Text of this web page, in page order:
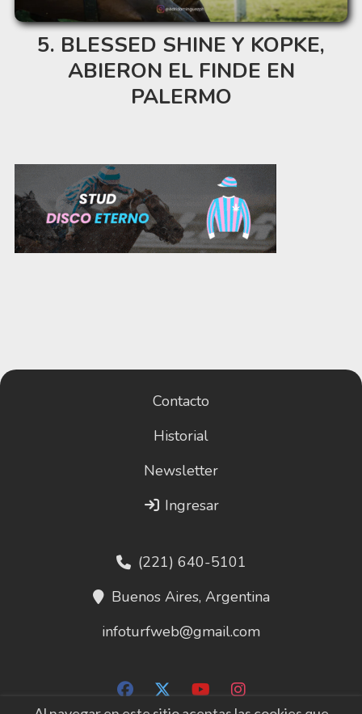
BLESSED SHINE Y KOPKE,
ABIERON EL FINDE EN
PALERMO
Contacto
Historial
Newsletter
Ingresar
(221) 640-5101
Buenos Aires, Argentina
infoturfweb@gmail.com